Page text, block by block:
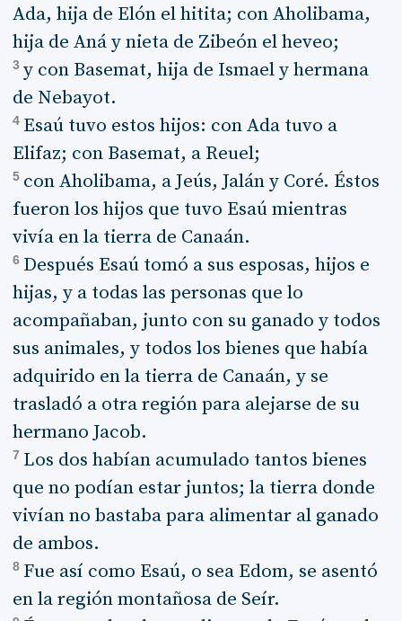
Ada, hija de Elón el hitita; con Aholibama,
hija de Aná y nieta de Zibeón el heveo;
3 y con Basemat, hija de Ismael y hermana
de Nebayot.
4 Esaú tuvo estos hijos: con Ada tuvo a
Elifaz; con Basemat, a Reuel;
5 con Aholibama, a Jeús, Jalán y Coré. Éstos
fueron los hijos que tuvo Esaú mientras
vivía en la tierra de Canaán.
6 Después Esaú tomó a sus esposas, hijos e
hijas, y a todas las personas que lo
acompañaban, junto con su ganado y todos
sus animales, y todos los bienes que había
adquirido en la tierra de Canaán, y se
trasladó a otra región para alejarse de su
hermano Jacob.
7 Los dos habían acumulado tantos bienes
que no podían estar juntos; la tierra donde
vivían no bastaba para alimentar al ganado
de ambos.
8 Fue así como Esaú, o sea Edom, se asentó
en la región montañosa de Seír.